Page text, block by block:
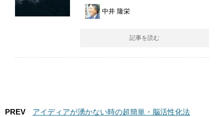
中井 隆栄
記事を読む
PREV
アイディアが湧かない時の超簡単・脳活性化法